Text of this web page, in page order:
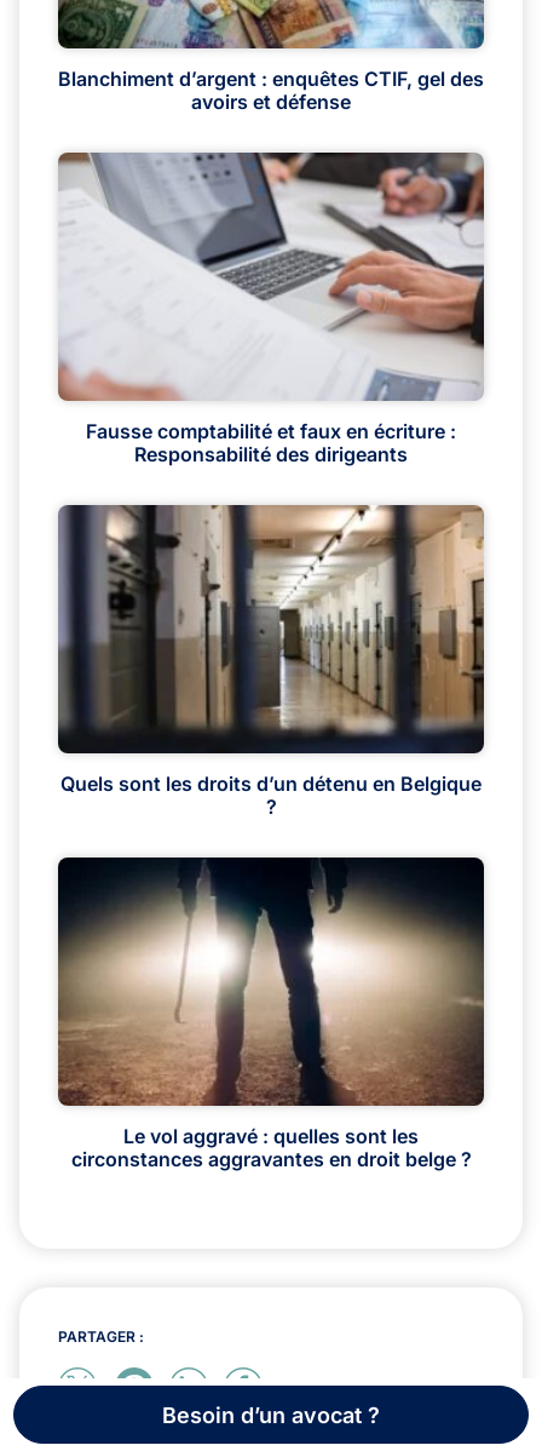
Blanchiment d’argent : enquêtes CTIF, gel des
avoirs et défense
Fausse comptabilité et faux en écriture :
Responsabilité des dirigeants
Quels sont les droits d’un détenu en Belgique
?
Le vol aggravé : quelles sont les
circonstances aggravantes en droit belge ?
PARTAGER :
Besoin d’un avocat ?